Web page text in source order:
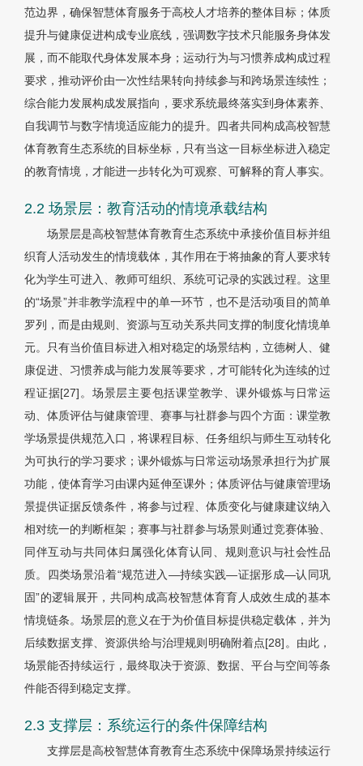
范边界，确保智慧体育服务于高校人才培养的整体目标；体质
提升与健康促进构成专业底线，强调数字技术只能服务身体发
展，而不能取代身体发展本身；运动行为与习惯养成构成过程
要求，推动评价由一次性结果转向持续参与和跨场景连续性；
综合能力发展构成发展指向，要求系统最终落实到身体素养、
自我调节与数字情境适应能力的提升。四者共同构成高校智慧
体育教育生态系统的目标坐标，只有当这一目标坐标进入稳定
的教育情境，才能进一步转化为可观察、可解释的育人事实。
2.2 场景层：教育活动的情境承载结构
场景层是高校智慧体育教育生态系统中承接价值目标并组
织育人活动发生的情境载体，其作用在于将抽象的育人要求转
化为学生可进入、教师可组织、系统可记录的实践过程。这里
的“场景”并非教学流程中的单一环节，也不是活动项目的简单
罗列，而是由规则、资源与互动关系共同支撑的制度化情境单
元。只有当价值目标进入相对稳定的场景结构，立德树人、健
康促进、习惯养成与能力发展等要求，才可能转化为连续的过
程证据[27]。场景层主要包括课堂教学、课外锻炼与日常运
动、体质评估与健康管理、赛事与社群参与四个方面：课堂教
学场景提供规范入口，将课程目标、任务组织与师生互动转化
为可执行的学习要求；课外锻炼与日常运动场景承担行为扩展
功能，使体育学习由课内延伸至课外；体质评估与健康管理场
景提供证据反馈条件，将参与过程、体质变化与健康建议纳入
相对统一的判断框架；赛事与社群参与场景则通过竞赛体验、
同伴互动与共同体归属强化体育认同、规则意识与社会性品
质。四类场景沿着“规范进入—持续实践—证据形成—认同巩
固”的逻辑展开，共同构成高校智慧体育育人成效生成的基本
情境链条。场景层的意义在于为价值目标提供稳定载体，并为
后续数据支撑、资源供给与治理规则明确附着点[28]。由此，
场景能否持续运行，最终取决于资源、数据、平台与空间等条
件能否得到稳定支撑。
2.3 支撑层：系统运行的条件保障结构
支撑层是高校智慧体育教育生态系统中保障场景持续运行